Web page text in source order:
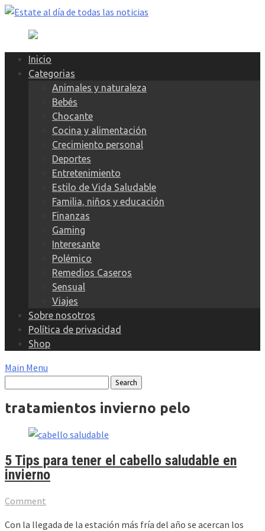
Skip
content
Inicio
Categorias
Animales y naturaleza
Bebés
Chocante
Cocina y alimentación
Crecimiento personal
Deportes
Entretenimiento
Estilo de Vida Saludable
Familia, niños y educación
Finanzas
Gaming
Interesante
Polémico
Remedios Caseros
Sensual
Viajes
Sobre nosotros
Política de privacidad
Shop
Main Menu
tratamientos invierno pelo
5 Tips para tener el cabello saludable en
invierno
Comment
Con la llegada de la estación más fría del año se acercan los